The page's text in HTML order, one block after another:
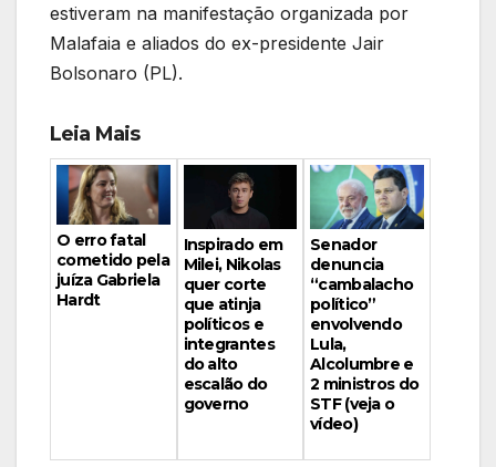
estiveram na manifestação organizada por
Malafaia e aliados do ex-presidente Jair
Bolsonaro (PL).
Leia Mais
O erro fatal
cometido pela
juíza Gabriela
Hardt
Inspirado em
Milei, Nikolas
quer corte
que atinja
políticos e
integrantes
do alto
escalão do
governo
Senador
denuncia
“cambalacho
político”
envolvendo
Lula,
Alcolumbre e
2 ministros do
STF (veja o
vídeo)